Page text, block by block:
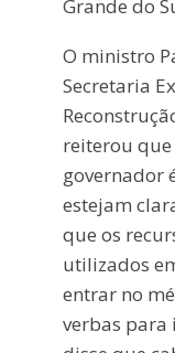
Grande do
O ministro
Secretaria
reiterou
governador
estejam
que os
utilizados
entrar no
verbas para